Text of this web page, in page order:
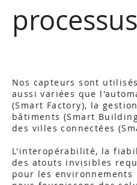
processus
Nos capteurs sont
aussi variées que
(Smart Factory), la
bâtiments (Smart
des villes connectées
L'interopérabilité, la
des atouts invisibles
pour les